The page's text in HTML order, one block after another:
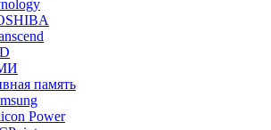
память
Power